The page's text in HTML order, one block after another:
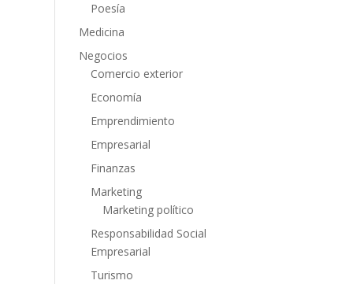
Poesía
Medicina
Negocios
Comercio exterior
Economía
Emprendimiento
Empresarial
Finanzas
Marketing
Marketing político
Responsabilidad Social
Empresarial
Turismo